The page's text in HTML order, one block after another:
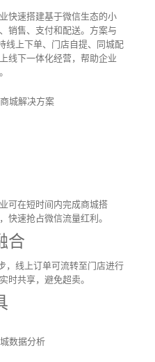
快速搭建基于微信生态的小
销售、支付和配送。方案与
线上下单、门店自提、同城配
线下一体化经营，帮助企业
可在短时间内完成商城搭
快速抢占微信流量红利。
合
，线上订单可流转至门店进行
时共享，避免超卖。